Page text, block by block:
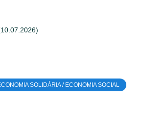
SOLIDÁRIA / ECONOMIA SOCIAL